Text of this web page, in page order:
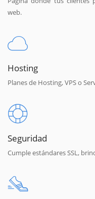
web.
Hosting
Planes de Hosting, VPS o
Seguridad
Cumple estándares SSL,